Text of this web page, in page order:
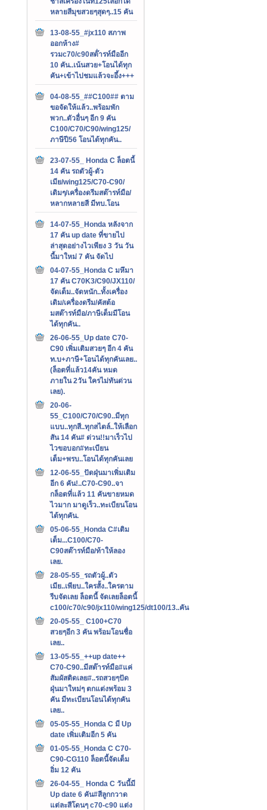
หลายสีมุขสวยๆสุดๆ..15 คัน
13-08-55_#jx110 สภาพ
ออกห้าง#
รวมc70/c90สต๊่ารท์มืออีก
10 คัน..เน้นสวย+โอนได้ทุก
คัน+เข้าไปชมแล้วจะอึ้ง+++
04-08-55_##C100## ตาม
ขอจัดให้แล้ว..พร้อมพัก
พวก..ตัวอื่นๆ อีก 9 คัน
C100/C70/C90/wing125/
ภาษีปี56 โอนได้ทุกคัน..
23-07-55_ Honda C ล็อตนี้
14 คัน รถตัวผู้-ตัว
เมีย/wing125/C70-C90/
เดิมๆ/เครื่องดรีมสต๊ารท์มือ/
หลากหลายสี มีทบ.โอน
14-07-55_Honda หลังจาก
17 คัน up date ที่ขายไป
ล่าสุดอย่างไวเพียง 3 วัน วัน
นี้มาใหม่ 7 คัน จัดไป
04-07-55_Honda C มหึมา
17 คัน C70K3/C90/JX110/
จัดเต็ม..จัดหนัก..ทั้งเครื่อง
เดิม/เครื่องดรีม/คัสต้อ
มสต๊ารท์มือ/ภาษีเต็มมีโอน
ได้ทุกคัน..
26-06-55_Up date C70-
C90 เพิ่มเติมสวยๆ อีก 4 คัน
ท.บ+ภาษี+โอนได้ทุกคันเลย..
(ล็อตที่แล้ว14คัน หมด
ภายใน 2วัน ใครไม่ทันด่วน
เลย).
20-06-
55_C100/C70/C90..มีทุก
แบบ..ทุกสี..ทุกสไตล์..ให้เลือก
สัน 14 คัน# ด่วน!!มาเร็วไป
ไวขอบอก#ทะเบียน
เต็ม+พรบ..โอนได้ทุกคันเลย
12-06-55_ปัดฝุ่นมาเพิ่มเติม
อีก 6 คัน!..C70-C90..จา
กล็อตที่แล้ว 11 คันขายหมด
ไวมาก มาดูเร็ว..ทะเบียนโอน
ได้ทุกคัน.
05-06-55_Honda C#เติม
เต็ม...C100/C70-
C90สต๊ารท์มือ/ท้าให้ลอง
เลย.
28-05-55_รถตัวผู้..ตัว
เมีย..เพียบ..ใครสั้ง..ใครตาม
รีบจัดเลย ล็อตนี้ จัดเลยล็อตนี้
c100/c70/c90/jx110/wing125/dt100/13..คัน
20-05-55_ C100+C70
สวยๆอีก 3 คัน พร้อมโอนชื่อ
เลย..
13-05-55_++up date++
C70-C90..มีสต๊ารท์มือ#แค่
สัมผัสติดเลย#..รถสวยๆปัด
ฝุ่นมาใหม่ๆ ตกแต่งพร้อม 3
คัน มีทะเบียนโอนได้ทุกคัน
เลย..
05-05-55_Honda C มี Up
date เพิ่มเติมอีก 5 คัน
01-05-55_Honda C C70-
C90-CG110 ล็อตนี้จัดเต็ม
อิ่ม 12 คัน
26-04-55_ Honda C วันนี้มี
Up date 6 คัน#สีลูกกวาด
แต่ละสีโดนๆ c70-c90 แต่ง